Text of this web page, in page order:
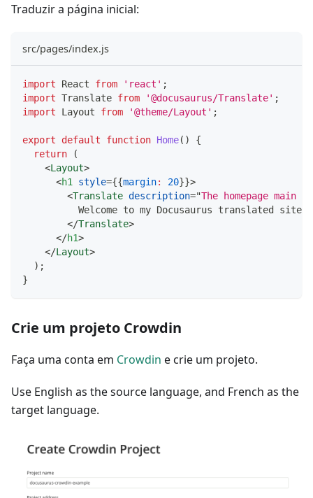
Traduzir a página inicial:
src/pages/index.js
import React from 'react' ;
import Translate from '@docusaurus/Translate' ;
import
Layout from '@theme/Layout' ;
export default function Home( )
{
return
(
<Layout>
<h1 style={{margin: 20}}>
<Translate description="The homepage main
          Welcome to my Docusaurus translated site!
</Translate>
</h1>
</Layout>
) ;
}
Crie um projeto Crowdin
Faça uma conta em Crowdin e crie um projeto.
Use English as the source language, and French as the
target language.